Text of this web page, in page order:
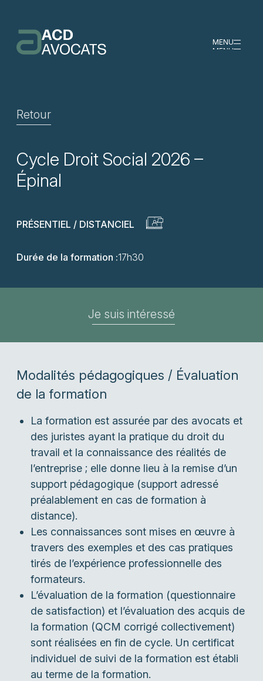
MENU
MENU
Retour
Cycle Droit Social 2026 –
Épinal
PRÉSENTIEL / DISTANCIEL
Durée de la formation :17h30
Je suis intéressé
Modalités pédagogiques / Évaluation
de la formation
La formation est assurée par des avocats et
des juristes ayant la pratique du droit du
travail et la connaissance des réalités de
l’entreprise ; elle donne lieu à la remise d’un
support pédagogique (support adressé
préalablement en cas de formation à
distance).
Les connaissances sont mises en œuvre à
travers des exemples et des cas pratiques
tirés de l’expérience professionnelle des
formateurs.
L’évaluation de la formation (questionnaire
de satisfaction) et l’évaluation des acquis de
la formation (QCM corrigé collectivement)
sont réalisées en fin de cycle. Un certificat
individuel de suivi de la formation est établi
au terme de la formation.